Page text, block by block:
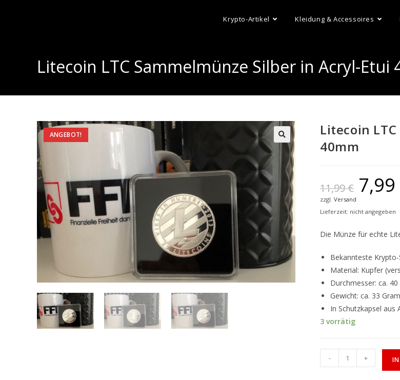
Krypto-Artikel Kleidung & Accessoires
Litecoin LTC Sammelmünze Silber in Acryl-Etui
ANGEBOT!
Litecoin
40mm
11,99€ 7,99
zzgl. Versand
Lieferzeit: nicht angegeben
Die Münze für echte
Bekannteste
Material: Kupfer
Durchmesser: ca.
Gewicht: ca. 33
In Schutzkapsel aus
3 vorrätig
- +